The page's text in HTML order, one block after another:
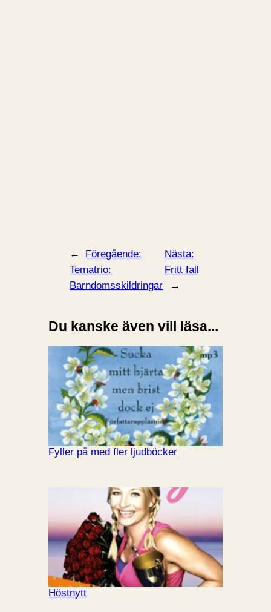
←
Föregående:
Tematrio:
Barndomsskildringar
Nästa:
Fritt fall
→
Du kanske även vill läsa...
Fyller på med fler ljudböcker
Höstnytt